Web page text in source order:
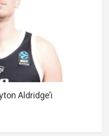
Aldridge’i